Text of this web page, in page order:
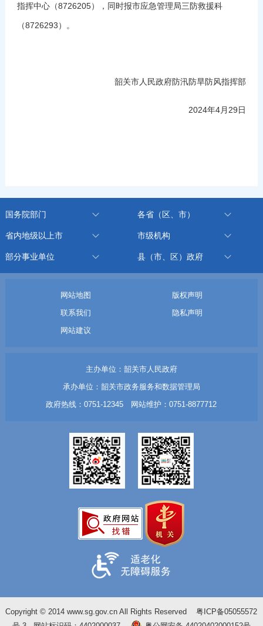
指挥中心（8726205），同时报市应急管理局三防救援科
（8726293）。
韶关市人民政府防汛防旱防风指挥部
2024年4月29日
国务院部门 各省（区、市）
省内地级以上市 市级机构
部分事业单位 县（市、区）政府
网站地图
版权声明
联系我们
隐私声明
网站建议
主办单位：韶关市人民政府
承办单位：韶关市政务服务和数据管理局
政府热线：0751-12345 网站维护：0751-8877712
Copyright © 2014 www.sg.gov.cn All Rights Reserved粤ICP备05055572